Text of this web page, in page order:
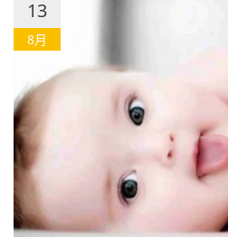
13
8月